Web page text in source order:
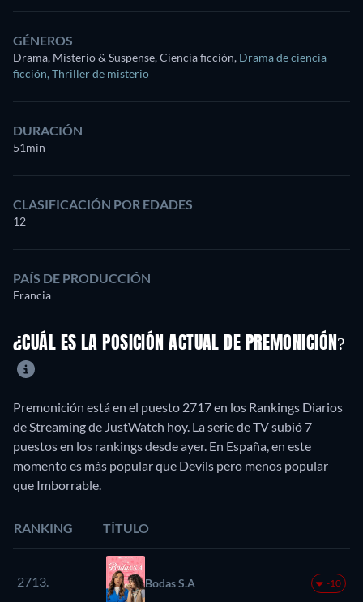
GÉNEROS
Drama, Misterio & Suspense, Ciencia ficción, Drama de ciencia
ficción, Thriller de misterio
DURACIÓN
51min
CLASIFICACIÓN POR EDADES
12
PAÍS DE PRODUCCIÓN
Francia
¿CUÁL ES LA POSICIÓN ACTUAL DE PREMONICIÓN?
Premonición está en el puesto 2717 en los Rankings Diarios
de Streaming de JustWatch hoy. La serie de TV subió 7
puestos en los rankings desde ayer. En España, en este
momento es más popular que Devils pero menos popular
que Imborrable.
RANKING TÍTULO
2713. Bodas S.A -10